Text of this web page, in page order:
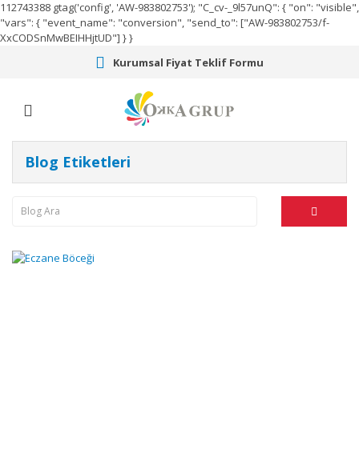
112743388 gtag('config', 'AW-983802753'); "C_cv-_9l57unQ": { "on": "visible",
"vars": { "event_name": "conversion", "send_to": ["AW-983802753/f-
XxCODSnMwBEIHHjtUD"] } }
Kurumsal Fiyat Teklif Formu
Blog Etiketleri